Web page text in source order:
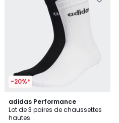
-20%*
adidas Performance
Lot de 3 paires de chaussettes
hautes
4,9
/ 5